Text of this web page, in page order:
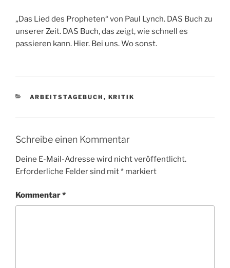
„Das Lied des Propheten“ von Paul Lynch. DAS Buch zu
unserer Zeit. DAS Buch, das zeigt, wie schnell es
passieren kann. Hier. Bei uns. Wo sonst.
KATEGORIEN
ARBEITSTAGEBUCH , KRITIK
Schreibe einen Kommentar
Deine E-Mail-Adresse wird nicht veröffentlicht.
Erforderliche Felder sind mit* markiert
Kommentar*